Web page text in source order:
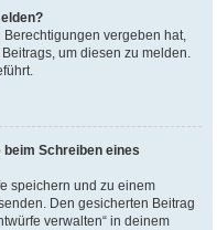
vergeben hat,
um diesen zu melden.
Schreiben eines
speichern und zu einem
Den gesicherten Beitrag
verwalten“ in deinem